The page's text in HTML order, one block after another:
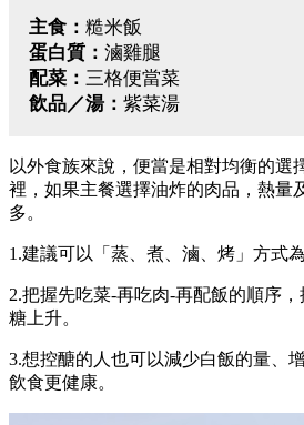
主食： 糙米飯
蛋白質： 滷雞腿
配菜： 三格便當菜
飲品／湯： 紫菜湯
以外食族來說，便當是相對均衡的選
裡，如果主餐選擇油炸的肉品，熱量
多。
1.建議可以「蒸、煮、滷、烤」方式
2.把握先吃菜-再吃肉-再配飯的順序
糖上升。
3.想控醣的人也可以減少白飯的量、
飲食更健康。